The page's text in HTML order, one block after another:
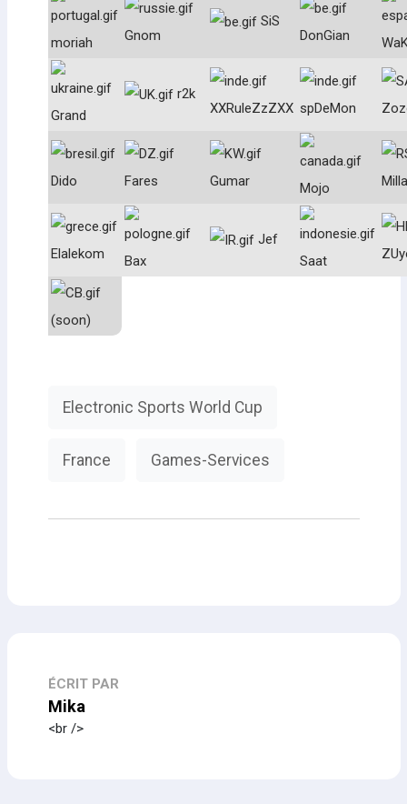
moriah Gnom
SiS
DonGian
Grand
r2k
XXRuleZzZXX spDeMon
Dido Fares Gumar Mojo
Elalekom Bax
Jef
Saat
(soon)
Electronic Sports World Cup
France Games-Services
ÉCRIT PAR
Mika
<br />